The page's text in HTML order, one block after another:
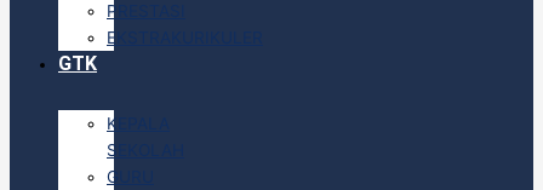
PRESTASI
EKSTRAKURIKULER
GTK
KEPALA
SEKOLAH
GURU